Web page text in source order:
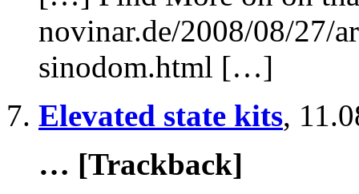
novinar.de/2008/08/27/
sinodom.html […]
Elevated state kits,
… [Trackback]